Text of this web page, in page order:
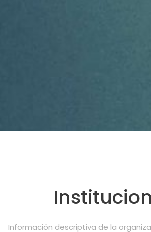
Información descriptiva de la